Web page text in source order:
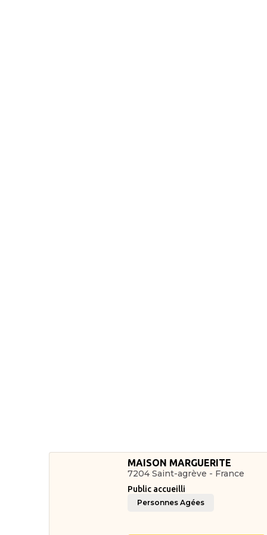
MAISON MARGUERITE
7204 Saint-agrève - France
Public accueilli
Personnes Agées